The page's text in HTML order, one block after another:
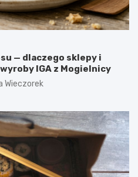
— dlaczego sklepy i
IGA z Mogielnicy
Wieczorek